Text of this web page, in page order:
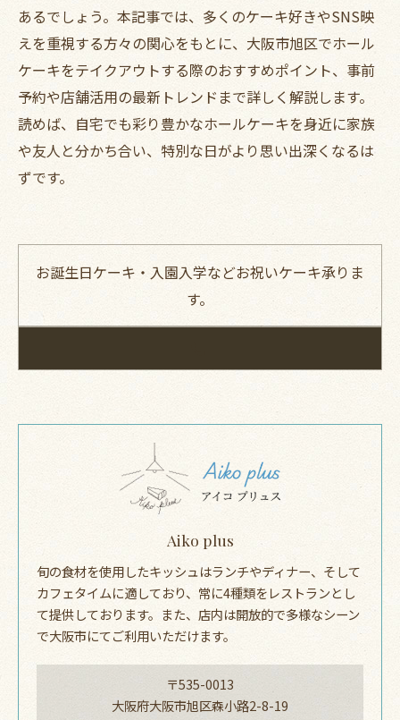
あるでしょう。本記事では、多くのケーキ好きやSNS映
えを重視する方々の関心をもとに、大阪市旭区でホール
ケーキをテイクアウトする際のおすすめポイント、事前
予約や店舗活用の最新トレンドまで詳しく解説します。
読めば、自宅でも彩り豊かなホールケーキを身近に家族
や友人と分かち合い、特別な日がより思い出深くなるは
ずです。
お誕生日ケーキ・入園入学などお祝いケーキ承りま
す。
Aiko plus
旬の食材を使用したキッシュはランチやディナー、そして
カフェタイムに適しており、常に4種類をレストランとし
て提供しております。また、店内は開放的で多様なシーン
で大阪市にてご利用いただけます。
〒535-0013
大阪府大阪市旭区森小路2-8-19